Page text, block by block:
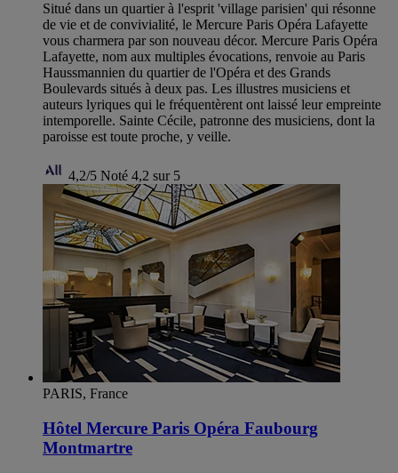
Situé dans un quartier à l'esprit 'village parisien' qui résonne
de vie et de convivialité, le Mercure Paris Opéra Lafayette
vous charmera par son nouveau décor. Mercure Paris Opéra
Lafayette, nom aux multiples évocations, renvoie au Paris
Haussmannien du quartier de l'Opéra et des Grands
Boulevards situés à deux pas. Les illustres musiciens et
auteurs lyriques qui le fréquentèrent ont laissé leur empreinte
intemporelle. Sainte Cécile, patronne des musiciens, dont la
paroisse est toute proche, y veille.
4,2/5 Noté 4,2 sur 5
PARIS, France
Hôtel Mercure Paris Opéra Faubourg
Montmartre